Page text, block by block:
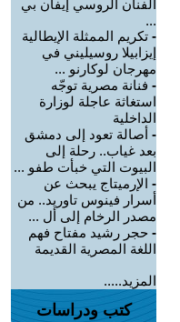
الفنان الروسي إيفان بي
...
- تكريم الممثلة الإيطالية
إيزابيلا روسيليني في
مهرجان لوكارنو ...
- فنانة مصرية توجّه
استغاثة عاجلة لوزارة
الداخلية
- أصالة تعود إلى دمشق
بعد غياب.. رحلة إلى
البيوت التي خبأت طفو ...
- الإرميتاج يبحث عن
أسرار فينوس تاوريد.. من
مصدر الرخام إلى أل ...
- حجر رشيد مفتاح فهم
اللغة المصرية القديمة
المزيد.....
كتب ودراسات